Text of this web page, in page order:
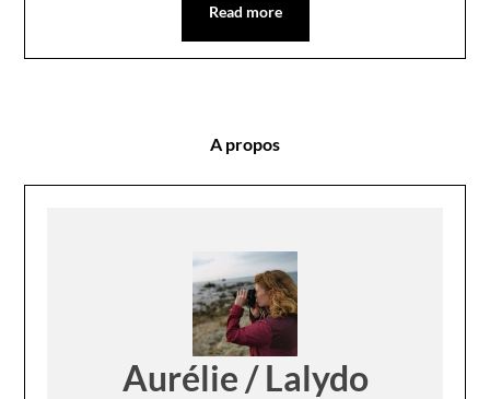
Read more
A propos
Aurélie / Lalydo